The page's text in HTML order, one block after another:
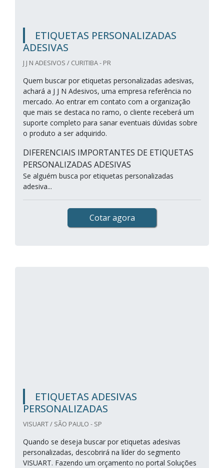
ETIQUETAS PERSONALIZADAS
ADESIVAS
J J N ADESIVOS / CURITIBA - PR
Quem buscar por etiquetas personalizadas adesivas,
achará a J J N Adesivos, uma empresa referência no
mercado. Ao entrar em contato com a organização
que mais se destaca no ramo, o cliente receberá um
suporte completo para sanar eventuais dúvidas sobre
o produto a ser adquirido.
DIFERENCIAIS IMPORTANTES DE ETIQUETAS
PERSONALIZADAS ADESIVAS
Se alguém busca por etiquetas personalizadas
adesiva...
Cotar agora
ETIQUETAS ADESIVAS
PERSONALIZADAS
VISUART / SÃO PAULO - SP
Quando se deseja buscar por etiquetas adesivas
personalizadas, descobrirá na líder do segmento
VISUART. Fazendo um orçamento no portal Soluções